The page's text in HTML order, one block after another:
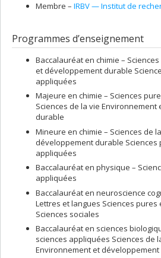
Membre – IRBV — Institut de
Programmes d’enseignement
Baccalauréat en chimie –
et développement durable
appliquées
Majeure en chimie – Sciences
Sciences de la vie
durable
Mineure en chimie – Sciences de
développement durable Sciences
appliquées
Baccalauréat en physique –
appliquées
Baccalauréat en neuroscience
Lettres et langues Sciences
Sciences sociales
Baccalauréat en sciences
sciences appliquées Sciences de
Environnement et